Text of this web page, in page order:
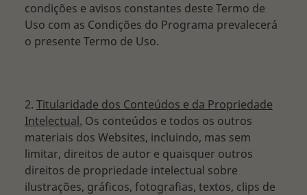
condições e avisos constantes deste Termo de
Uso com as Condições do Programa prevalecerá
o presente Termo de Uso.
2. Titularidade dos Conteúdos e da Propriedade
Intelectual. Os conteúdos e todos os outros
materiais dos Websites, incluindo, mas sem
limitar, direitos de autor e quaisquer outros
direitos de propriedade intelectual sobre
ilustrações, gráficos, fotografias, textos, clips de